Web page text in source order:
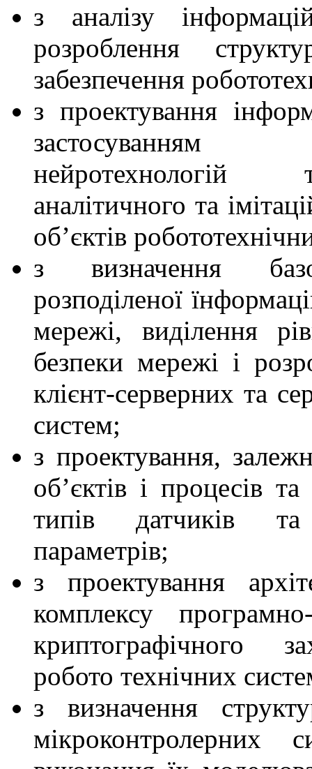
з аналізу
розроблення
забезпечення
з проектування
аналітичного та
об’єктів
з визначення
розподіленої
мережі, виділення
безпеки мережі і
клієнт-серверних та
систем;
з проектування,
об’єктів і процесів
типів датчиків
параметрів;
з проектування
комплексу
криптографічного
робото технічних
з визначення
мікроконтролерних